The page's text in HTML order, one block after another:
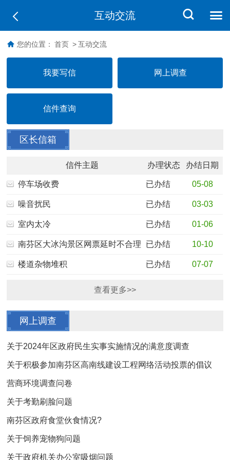
互动交流
您的位置： 首页 > 互动交流
我要写信 网上调查
信件查询
区长信箱
信件主题 办理状态 办结日期
停车场收费 已办结 05-08
噪音扰民 已办结 03-03
室内太冷 已办结 01-06
南芬区大冰沟景区网票延时不合理 已办结 10-10
楼道杂物堆积 已办结 07-07
查看更多>>
网上调查
关于2024年区政府民生实事实施情况的满意度调查
关于积极参加南芬区高南线建设工程网络活动投票的倡议
营商环境调查问卷
关于考勤刷脸问题
南芬区政府食堂伙食情况?
关于饲养宠物狗问题
关于政府机关办公室吸烟问题